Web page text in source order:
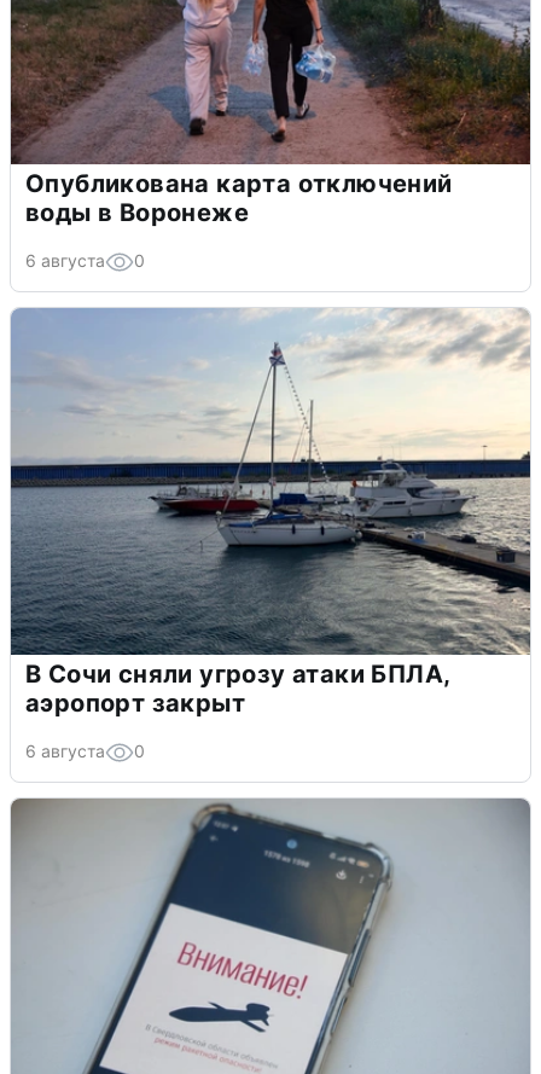
Опубликована карта отключений
воды в Воронеже
6 августа 0
В Сочи сняли угрозу атаки БПЛА,
аэропорт закрыт
6 августа 0